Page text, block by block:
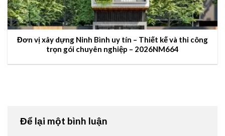
Đơn vị xây dựng Ninh Bình uy tín – Thiết kế và thi công
trọn gói chuyên nghiệp – 2026NM664
Để lại một bình luận